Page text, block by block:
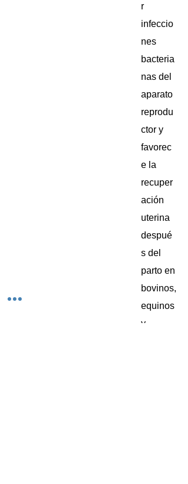
r
infeccio
nes
bacteria
nas del
aparato
reprodu
ctor y
favorec
e la
recuper
ación
uterina
despué
s del
parto en
bovinos,
equinos
y